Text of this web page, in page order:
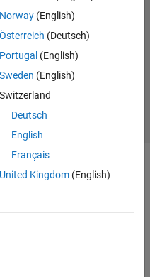
Norway(English)
Österreich (Deutsch)
Portugal (English)
Sweden (English)
Switzerland
Deutsch
English
Français
United Kingdom(English)
sulla privacy
Contatti